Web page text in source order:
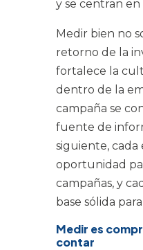
y se centran en
Medir bien no
retorno de la
fortalece la
dentro de la
campaña se
fuente de
siguiente,
oportunidad
campañas, y
base sólida
Medir es
contar